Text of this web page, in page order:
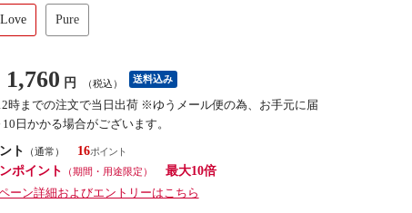
Love Pure
1,760 円 （税込） 送料込み
時までの注文で当日出荷 ※ゆうメール便の為、お手元に届
日かかる場合がございます。
ト
（通常）
16
ポイント
（期間・用途限定）
最大10倍
ーン詳細およびエントリーはこちら